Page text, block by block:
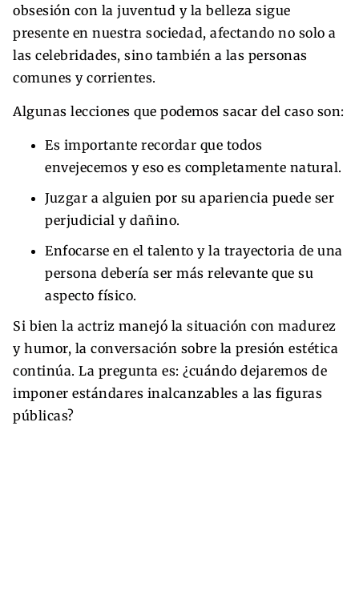
obsesión con la juventud y la belleza sigue
presente en nuestra sociedad, afectando no solo a
las celebridades, sino también a las personas
comunes y corrientes.
Algunas lecciones que podemos sacar del caso son:
Es importante recordar que todos
envejecemos y eso es completamente natural.
Juzgar a alguien por su apariencia puede ser
perjudicial y dañino.
Enfocarse en el talento y la trayectoria de una
persona debería ser más relevante que su
aspecto físico.
Si bien la actriz manejó la situación con madurez
y humor, la conversación sobre la presión estética
continúa. La pregunta es: ¿cuándo dejaremos de
imponer estándares inalcanzables a las figuras
públicas?